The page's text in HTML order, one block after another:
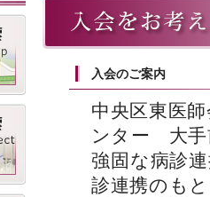
入会のご案内
中央区東医
ンター 大手
強固な病診
診連携のも